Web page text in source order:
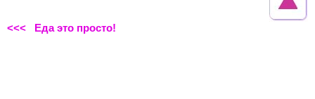
<<< Еда это просто!